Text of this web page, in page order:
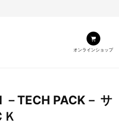
オンラインショップ
－TECH PACK－ サ